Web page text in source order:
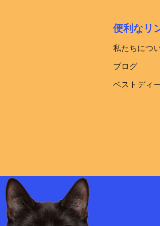
便利なリ
私たちにつ
ブログ
ベストディ